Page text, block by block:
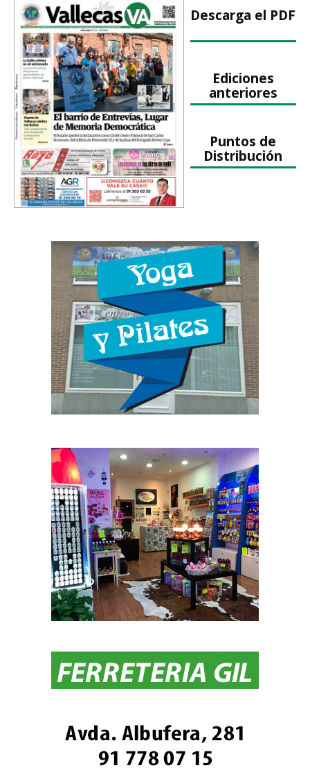
Descarga el PDF
Ediciones
anteriores
Puntos de
Distribución